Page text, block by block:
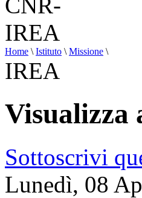
Home \ Istituto \ Missione \
IREA
Sottoscrivi
Lunedì, 08